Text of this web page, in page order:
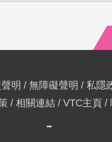
明 無障礙聲明
私隱
相關連結 VTC主頁